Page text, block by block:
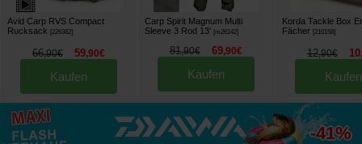
Avid Carp RVS Compact
Rucksack
[226382]
66,90€ 59,90€
Kaufen
Carp Spirit Magnum Multi
Sleeve 3 Rod 13' [m26142]
81,90€ 69,90€
Kaufen
Korda Tackle Box
Fächer [210158]
12,90€ 10
Kaufen
bis zu
-41%